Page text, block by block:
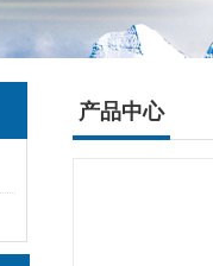
产品中心